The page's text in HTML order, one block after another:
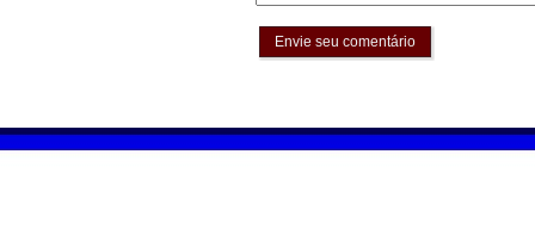
Envie seu comentário